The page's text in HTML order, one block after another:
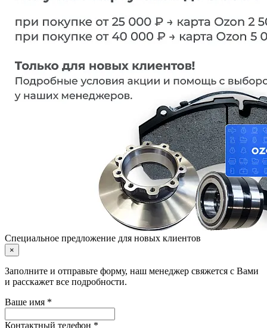
Специальное предложение для новых клиентов
×
Заполните и отправьте форму, наш менеджер свяжется с Вами
и расскажет все подробности.
Ваше имя *
Контактный телефон *